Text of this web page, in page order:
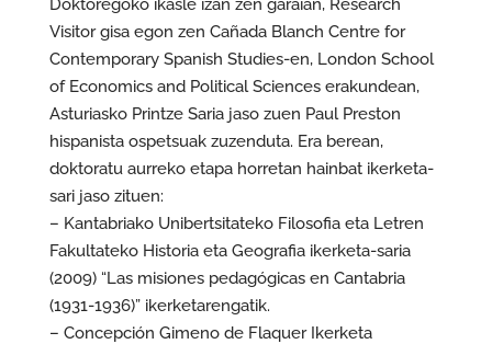
Doktoregoko ikasle izan zen garaian, Research
Visitor gisa egon zen Cañada Blanch Centre for
Contemporary Spanish Studies-en, London School
of Economics and Political Sciences erakundean,
Asturiasko Printze Saria jaso zuen Paul Preston
hispanista ospetsuak zuzenduta. Era berean,
doktoratu aurreko etapa horretan hainbat ikerketa-
sari jaso zituen:
– Kantabriako Unibertsitateko Filosofia eta Letren
Fakultateko Historia eta Geografia ikerketa-saria
(2009) “Las misiones pedagógicas en Cantabria
(1931-1936)” ikerketarengatik.
– Concepción Gimeno de Flaquer Ikerketa